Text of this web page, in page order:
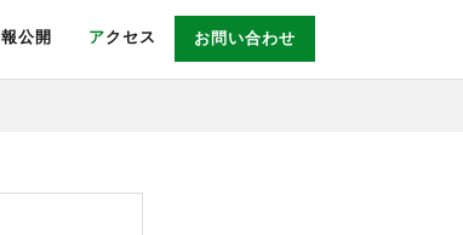
情報公開 アクセス お問い合わせ